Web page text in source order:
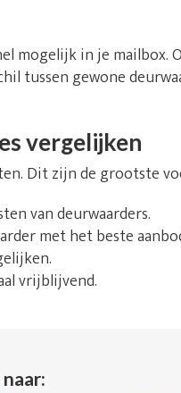
mogelijk in je mailbox.
tussen gewone
vergelijken
Dit zijn de grootste
van deurwaarders.
met het beste
vrijblijvend.